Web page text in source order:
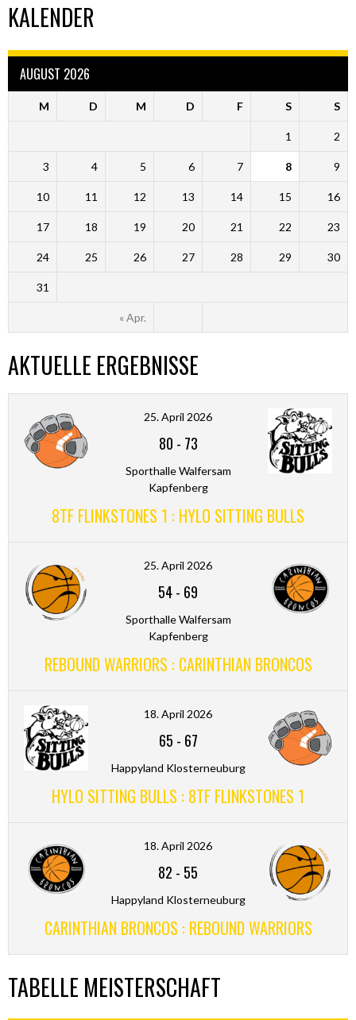
KALENDER
AUGUST 2026
M D M D F S S
« Apr.
1 2
3 4 5 6 7 8 9
10 11 12 13 14 15 16
17 18 19 20 21 22 23
24 25 26 27 28 29 30
31
AKTUELLE ERGEBNISSE
25. April 2026
80 - 73
Sporthalle Walfersam
Kapfenberg
8TF FLINKSTONES 1 : HYLO SITTING BULLS
25. April 2026
54- 69
Sporthalle Walfersam
Kapfenberg
REBOUND WARRIORS : CARINTHIAN BRONCOS
18. April 2026
65 - 67
Happyland Klosterneuburg
HYLO SITTING BULLS : 8TF FLINKSTONES 1
18. April 2026
82 - 55
Happyland Klosterneuburg
CARINTHIAN BRONCOS : REBOUND WARRIORS
TABELLE MEISTERSCHAFT